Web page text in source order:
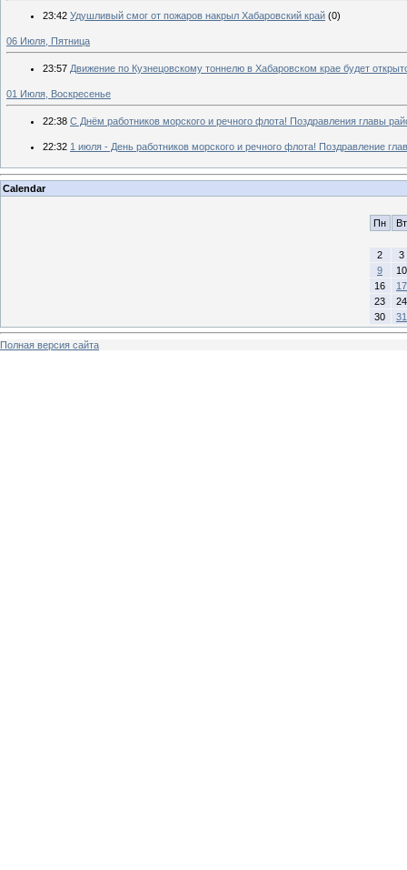
23:42 Удушливый смог от пожаров накрыл Хабаровский край (0)
06 Июля, Пятница
23:57 Движение по Кузнецовскому тоннелю в Хабаровском крае будет
01 Июля, Воскресенье
22:38 С Днём работников морского и речного флота! Поздравления главы
22:32 1 июля - День работников морского и речного флота! Поздравление
Calendar
Пн Вт
2
3
9
10
16
17
23
24
30
31
Полная версия сайта